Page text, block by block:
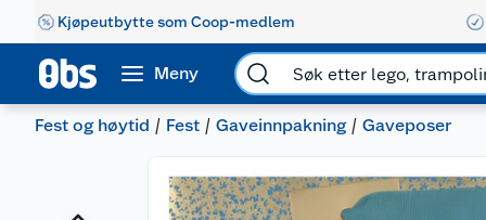
Kjøpeutbytte som Coop-medlem
Meny
Fest og høytid Fest Gaveinnpakning Gaveposer